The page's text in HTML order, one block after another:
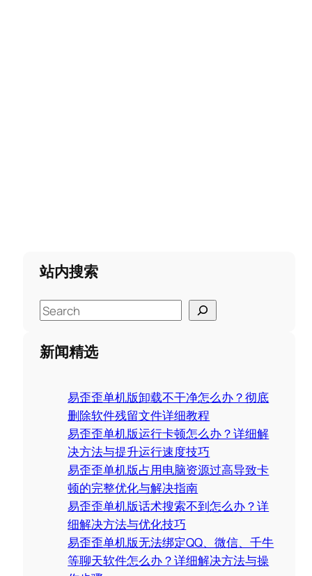
站内搜索
S
e
a
r
新闻精选
易歪歪单机版卸载不干净怎么办？彻底
删除软件残留文件详细教程
易歪歪单机版运行卡顿怎么办？详细解
决方法与提升运行速度技巧
易歪歪单机版占用电脑资源过高导致卡
顿的完整优化与解决指南
易歪歪单机版话术搜索不到怎么办？详
细解决方法与优化技巧
易歪歪单机版无法绑定QQ、微信、千牛
等聊天软件怎么办？详细解决方法与操